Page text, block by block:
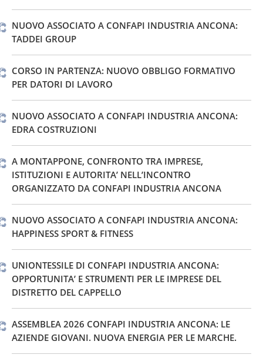
NUOVO ASSOCIATO A CONFAPI INDUSTRIA ANCONA:
TADDEI GROUP
CORSO IN PARTENZA: NUOVO OBBLIGO FORMATIVO
PER DATORI DI LAVORO
NUOVO ASSOCIATO A CONFAPI INDUSTRIA ANCONA:
EDRA COSTRUZIONI
A MONTAPPONE, CONFRONTO TRA IMPRESE,
ISTITUZIONI E AUTORITA’ NELL’INCONTRO
ORGANIZZATO DA CONFAPI INDUSTRIA ANCONA
NUOVO ASSOCIATO A CONFAPI INDUSTRIA ANCONA:
HAPPINESS SPORT & FITNESS
UNIONTESSILE DI CONFAPI INDUSTRIA ANCONA:
OPPORTUNITA’ E STRUMENTI PER LE IMPRESE DEL
DISTRETTO DEL CAPPELLO
ASSEMBLEA 2026 CONFAPI INDUSTRIA ANCONA: LE
AZIENDE GIOVANI. NUOVA ENERGIA PER LE MARCHE.